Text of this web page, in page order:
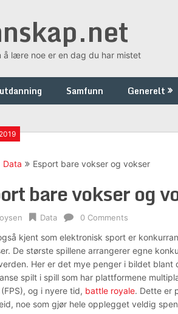
å lære noe er en dag du har mistet
Samfunn Generelt
Data Esport bare vokser og vokser
bare vokser og
Data 0 Comments
kjent som elektronisk sport er
De største spillene arrangerer egne
Her er det mye penger i bildet
spilt i spill som har plattformene
og i nyere tid, battle royale. Dette er
noe som gjør hele opplegget veldig